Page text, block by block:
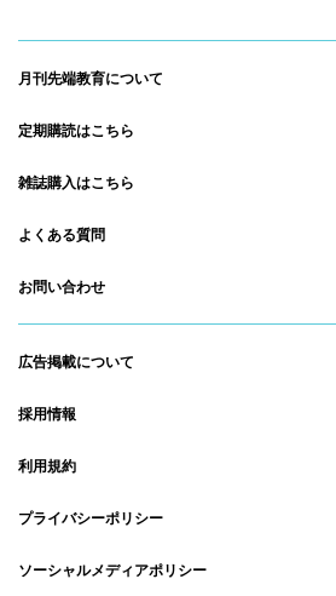
月刊先端教育について
定期購読はこちら
雑誌購入はこちら
よくある質問
お問い合わせ
広告掲載について
採用情報
利用規約
プライバシーポリシー
ソーシャルメディアポリシー